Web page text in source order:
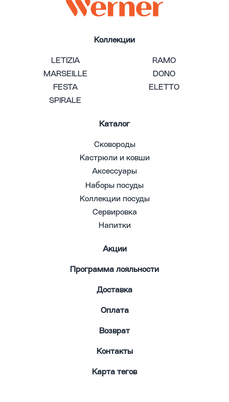
Коллекции
LETIZIA
RAMO
MARSEILLE
DONO
FESTA
ELETTO
SPIRALE
Каталог
Сковороды
Кастрюли и ковши
Аксессуары
Наборы посуды
Коллекции посуды
Сервировка
Напитки
Акции
Программа лояльности
Доставка
Оплата
Возврат
Контакты
Карта тегов